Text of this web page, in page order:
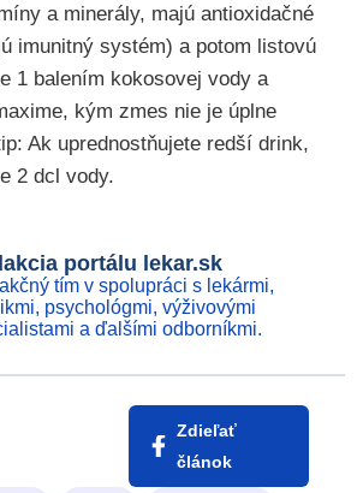
a minerály, majú antioxidačné
imunitný systém) a potom listovú
1 balením kokosovej vody a
kým zmes nie je úplne
Ak uprednostňujete redší drink,
2 dcl vody.
portálu lekar.sk
tím v spolupráci s lekármi,
psychológmi, výživovými
a ďalšími odborníkmi.
Zdieľať
článok